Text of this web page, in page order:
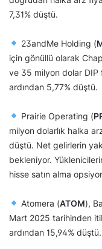
7,31% düştü.
23andMe Holding (
için gönüllü olarak
ve 35 milyon dolar DIP
ardından 5,77% düştü.
Prairie Operating (
milyon dolarlık halka
düştü. Net gelirlerin
bekleniyor.
hisse satın alma
Atomera (ATOM),
Mart 2025 tarihinden
ardından 15,94% düştü.